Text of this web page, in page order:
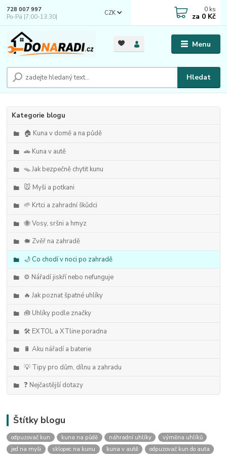
Menu
CZK
Hledat
728 007 997
Po-Pá |7:00-13:30|
0 ks
za 0 Kč
Kategorie blogu
🏠 Kuna v domě a na půdě
🚗 Kuna v autě
🪤 Jak bezpečně chytit kunu
🐭 Myši a potkani
🌱 Krtci a zahradní škůdci
🐝 Vosy, sršni a hmyz
🐗 Zvěř na zahradě
🌙 Co chodí v noci po zahradě
⚙️ Nářadí jiskří nebo nefunguje
🔥 Jak poznat špatné uhlíky
🧰 Uhlíky podle značky
🛠️ EXTOL a XTline poradna
🔋 Aku nářadí a baterie
💡 Tipy pro dům, dílnu a zahradu
❓ Nejčastější dotazy
Štítky blogu
odpuzovač kun kuna na půdě náhradní uhlíky
výměna uhlíků
jed na myši
sklopec na kunu kuna v autě
odpuzovač kun do auta